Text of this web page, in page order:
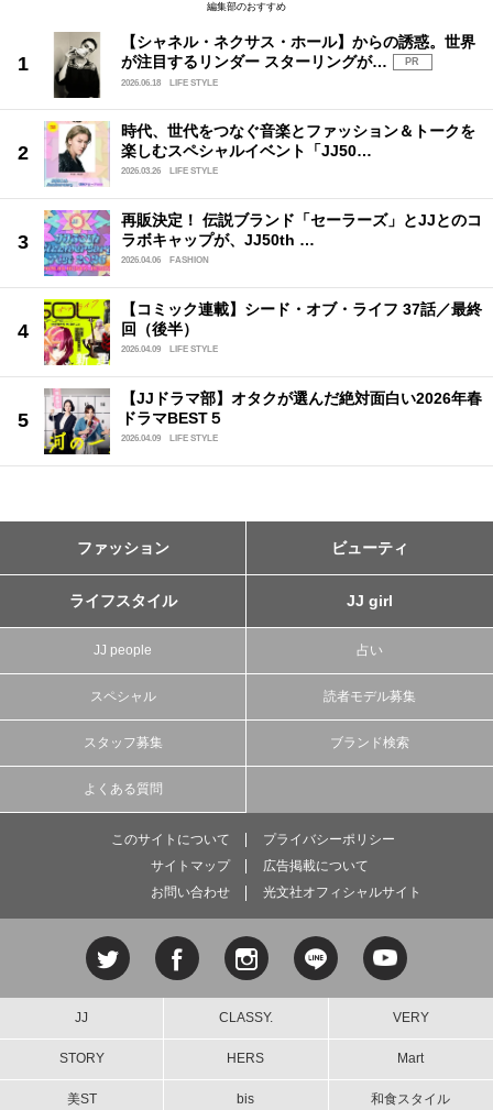
編集部のおすすめ
【シャネル・ネクサス・ホール】からの誘惑。世界
が注目するリンダー スターリングが…
PR
2026.06.18
LIFE STYLE
時代、世代をつなぐ音楽とファッション＆トークを
楽しむスペシャルイベント「JJ50…
2026.03.26 LIFE STYLE
再販決定！ 伝説ブランド「セーラーズ」とJJとのコ
ラボキャップが、JJ50th …
2026.04.06 FASHION
【コミック連載】シード・オブ・ライフ 37話／最終
回（後半）
2026.04.09 LIFE STYLE
【JJドラマ部】オタクが選んだ絶対面白い2026年春
ドラマBEST５
2026.04.09 LIFE STYLE
ファッション ビューティ
ライフスタイル JJ girl
JJ people 占い
スペシャル 読者モデル募集
スタッフ募集 ブランド検索
よくある質問
このサイトについて
プライバシーポリシー
サイトマップ
広告掲載について
お問い合わせ
光文社オフィシャルサイト
JJ CLASSY. VERY
STORY HERS Mart
美ST bis 和食スタイル